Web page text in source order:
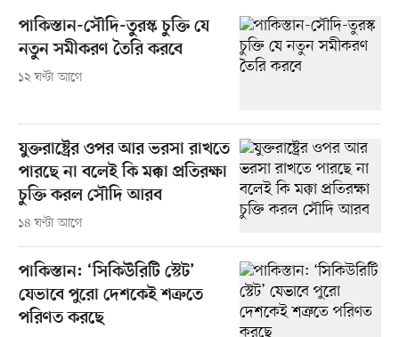
পাকিস্তান-সৌদি-তুরস্ক চুক্তি যে
নতুন সমীকরণ তৈরি করবে
১২ ঘণ্টা আগে
যুক্তরাষ্ট্রের ওপর আর ভরসা রাখতে
পারছে না বলেই কি মক্কা প্রতিরক্ষা
চুক্তি করল সৌদি আরব
১৪ ঘণ্টা আগে
পাকিস্তান: ‘সিকিউরিটি স্টেট’
যেভাবে পুরো দেশকেই শত্রুতে
পরিণত করছে